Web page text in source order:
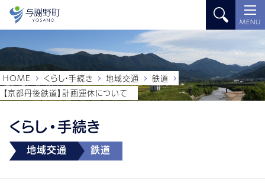
MENU
くらし・手続き
地域交通 鉄道
HOME くらし・手続き 地域交通
鉄道
【京都丹後鉄道】計画運休について